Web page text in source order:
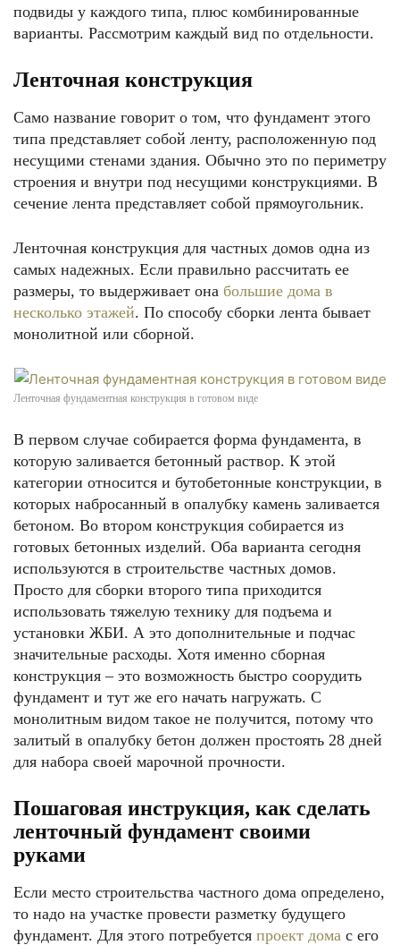
подвиды у каждого типа, плюс комбинированные
варианты. Рассмотрим каждый вид по отдельности.
Ленточная конструкция
Само название говорит о том, что фундамент этого
типа представляет собой ленту, расположенную под
несущими стенами здания. Обычно это по периметру
строения и внутри под несущими конструкциями. В
сечение лента представляет собой прямоугольник.
Ленточная конструкция для частных домов одна из
самых надежных. Если правильно рассчитать ее
размеры, то выдерживает она большие дома в
несколько этажей. По способу сборки лента бывает
монолитной или сборной.
Ленточная фундаментная конструкция в готовом виде
В первом случае собирается форма фундамента, в
которую заливается бетонный раствор. К этой
категории относится и бутобетонные конструкции, в
которых набросанный в опалубку камень заливается
бетоном. Во втором конструкция собирается из
готовых бетонных изделий. Оба варианта сегодня
используются в строительстве частных домов.
Просто для сборки второго типа приходится
использовать тяжелую технику для подъема и
установки ЖБИ. А это дополнительные и подчас
значительные расходы. Хотя именно сборная
конструкция – это возможность быстро соорудить
фундамент и тут же его начать нагружать. С
монолитным видом такое не получится, потому что
залитый в опалубку бетон должен простоять 28 дней
для набора своей марочной прочности.
Пошаговая инструкция, как сделать
ленточный фундамент своими
руками
Если место строительства частного дома определено,
то надо на участке провести разметку будущего
фундамент. Для этого потребуется проект дома с его